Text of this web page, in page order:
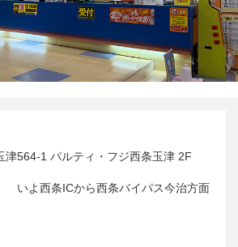
津564-1 パルティ・フジ西条玉津 2F
よ西条ICから西条バイパス今治方面